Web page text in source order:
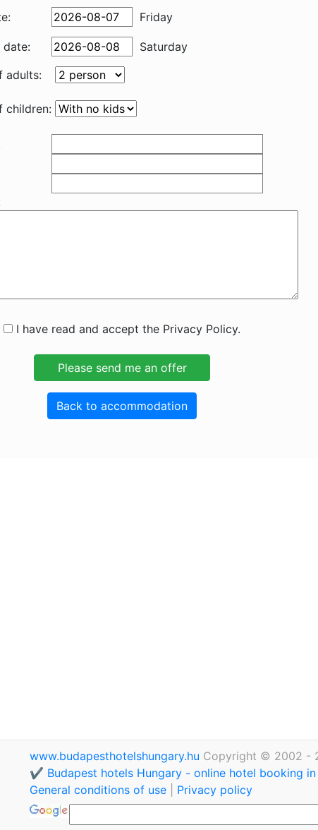
Friday
date:
Saturday
adults:
children:
I have read and accept the Privacy Policy.
Back to accommodation
www.budapesthotelshungary.hu Copyright © 2002 -
✔️ Budapest hotels Hungary - online hotel booking in
General conditions of use
Privacy policy